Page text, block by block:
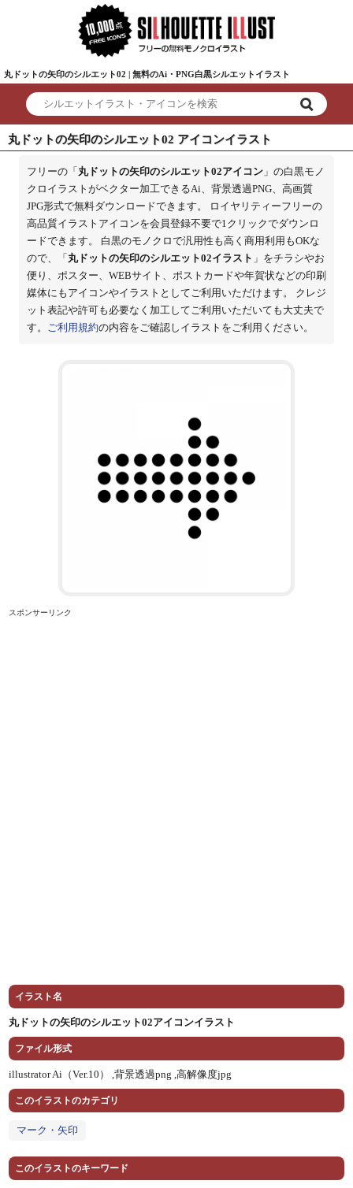
丸ドットの矢印のシルエット02 | 無料のAi・PNG白黒シルエットイラスト
丸ドットの矢印のシルエット02 アイコンイラスト
フリーの「 丸ドットの矢印のシルエット02アイコン」の白黒モノ
クロイラストがベクター加工できるAi、背景透過PNG、高画質
JPG形式で無料ダウンロードできます。 ロイヤリティーフリーの
高品質イラストアイコンを会員登録不要で1クリックでダウンロ
ードできます。 白黒のモノクロで汎用性も高く商用利用もOKな
ので、「 丸ドットの矢印のシルエット02イラスト 」をチラシやお
便り、ポスター、WEBサイト、ポストカードや年賀状などの印刷
媒体にもアイコンやイラストとしてご利用いただけます。 クレジ
ット表記や許可も必要なく加工してご利用いただいても大丈夫で
す。 ご利用規約の内容をご確認しイラストをご利用ください。
スポンサーリンク
イラスト名
丸ドットの矢印のシルエット02アイコンイラスト
ファイル形式
illustrator Ai（Ver.10） ,背景透過png ,高解像度jpg
このイラストのカテゴリ
マーク・矢印
このイラストのキーワード